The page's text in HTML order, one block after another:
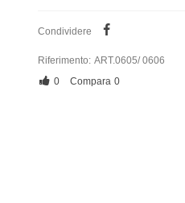
Condividere
Riferimento: ART.0605/ 0606
0
Compara 0